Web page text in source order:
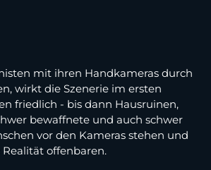
mit ihren Handkameras durch
wirkt die Szenerie im ersten
friedlich - bis dann Hausruinen,
bewaffnete und auch schwer
vor den Kameras stehen und
offenbaren.